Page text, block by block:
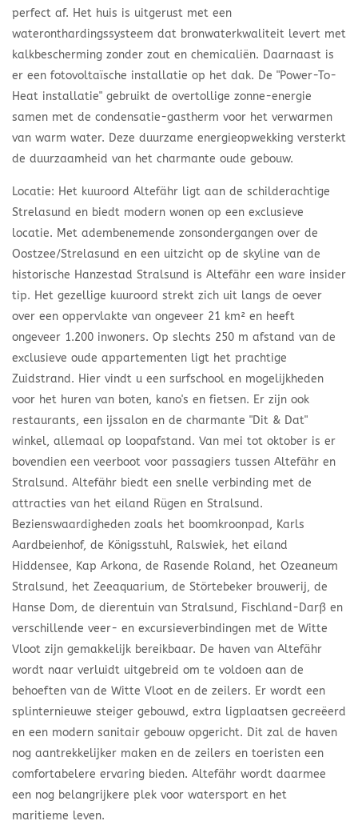
perfect af. Het huis is uitgerust met een
wateronthardingssysteem dat bronwaterkwaliteit levert met
kalkbescherming zonder zout en chemicaliën. Daarnaast is
er een fotovoltaïsche installatie op het dak. De "Power-To-
Heat installatie" gebruikt de overtollige zonne-energie
samen met de condensatie-gastherm voor het verwarmen
van warm water. Deze duurzame energieopwekking versterkt
de duurzaamheid van het charmante oude gebouw.
Locatie: Het kuuroord Altefähr ligt aan de schilderachtige
Strelasund en biedt modern wonen op een exclusieve
locatie. Met adembenemende zonsondergangen over de
Oostzee/Strelasund en een uitzicht op de skyline van de
historische Hanzestad Stralsund is Altefähr een ware insider
tip. Het gezellige kuuroord strekt zich uit langs de oever
over een oppervlakte van ongeveer 21 km² en heeft
ongeveer 1.200 inwoners. Op slechts 250 m afstand van de
exclusieve oude appartementen ligt het prachtige
Zuidstrand. Hier vindt u een surfschool en mogelijkheden
voor het huren van boten, kano's en fietsen. Er zijn ook
restaurants, een ijssalon en de charmante "Dit & Dat"
winkel, allemaal op loopafstand. Van mei tot oktober is er
bovendien een veerboot voor passagiers tussen Altefähr en
Stralsund. Altefähr biedt een snelle verbinding met de
attracties van het eiland Rügen en Stralsund.
Bezienswaardigheden zoals het boomkroonpad, Karls
Aardbeienhof, de Königsstuhl, Ralswiek, het eiland
Hiddensee, Kap Arkona, de Rasende Roland, het Ozeaneum
Stralsund, het Zeeaquarium, de Störtebeker brouwerij, de
Hanse Dom, de dierentuin van Stralsund, Fischland-Darß en
verschillende veer- en excursieverbindingen met de Witte
Vloot zijn gemakkelijk bereikbaar. De haven van Altefähr
wordt naar verluidt uitgebreid om te voldoen aan de
behoeften van de Witte Vloot en de zeilers. Er wordt een
splinternieuwe steiger gebouwd, extra ligplaatsen gecreëerd
en een modern sanitair gebouw opgericht. Dit zal de haven
nog aantrekkelijker maken en de zeilers en toeristen een
comfortabelere ervaring bieden. Altefähr wordt daarmee
een nog belangrijkere plek voor watersport en het
maritieme leven.